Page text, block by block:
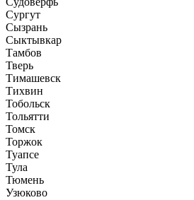
Сургут
Сызрань
Сыктывкар
Тамбов
Тверь
Тимашевск
Тихвин
Тобольск
Тольятти
Томск
Торжок
Туапсе
Тула
Тюмень
Узюково